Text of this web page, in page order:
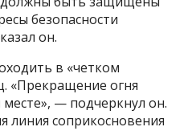
безопасности
он.
в «четком
«Прекращение огня
— подчеркнул он.
линия соприкосновения